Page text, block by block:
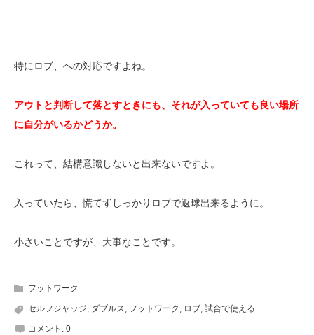
特にロブ、への対応ですよね。
アウトと判断して落とすときにも、それが入っていても良い場所
に自分がいるかどうか。
これって、結構意識しないと出来ないですよ。
入っていたら、慌てずしっかりロブで返球出来るように。
小さいことですが、大事なことです。
フットワーク
セルフジャッジ, ダブルス, フットワーク , ロブ, 試合で使える
コメント: 0